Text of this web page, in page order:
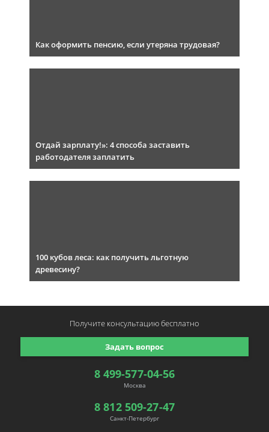
Как оформить пенсию, если утеряна трудовая?
Отдай зарплату!»: 4 способа заставить
работодателя заплатить
100 кубов леса: как получить льготную
древесину?
8 499-577-04-56
Москва
8 812 509-27-47
Санкт-Петербург
Задать вопрос
Получите консультациюбесплатно